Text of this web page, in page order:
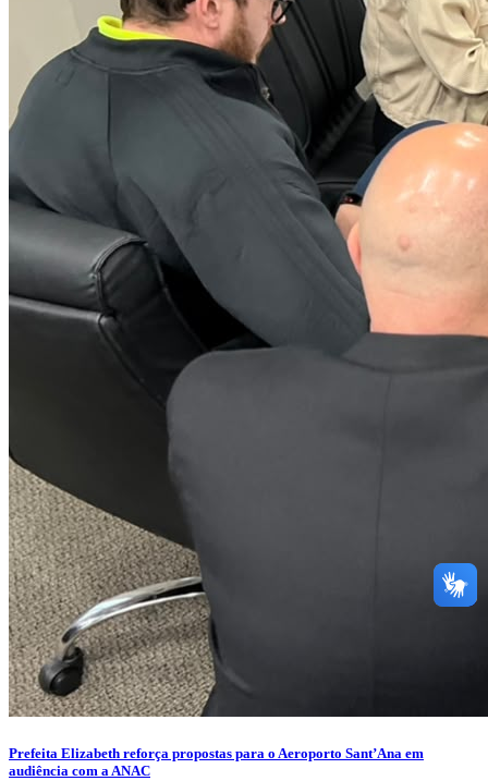
Prefeita Elizabeth reforça propostas para o Aeroporto Sant’Ana em
audiência com a ANAC